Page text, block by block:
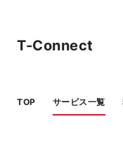
T-Connect
TOP サービス一覧